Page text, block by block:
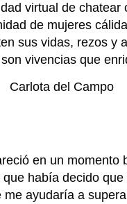
virtual de chatear
de mujeres
sus vidas, rezos y
vivencias que
Carlota del Campo
en un momento
que había decido que
me ayudaría a